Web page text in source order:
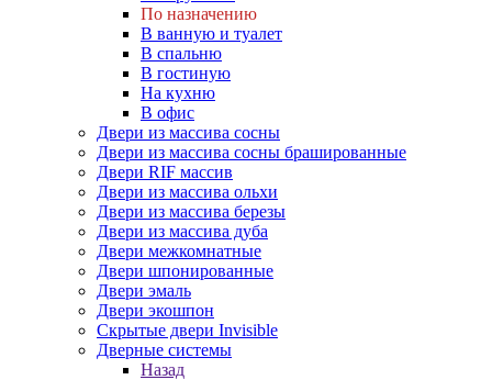
По назначению
В ванную и туалет
В спальню
В гостиную
На кухню
В офис
Двери из массива сосны
Двери из массива сосны брашированные
Двери RIF массив
Двери из массива ольхи
Двери из массива березы
Двери из массива дуба
Двери межкомнатные
Двери шпонированные
Двери эмаль
Двери экошпон
Скрытые двери Invisible
Дверные системы
Назад